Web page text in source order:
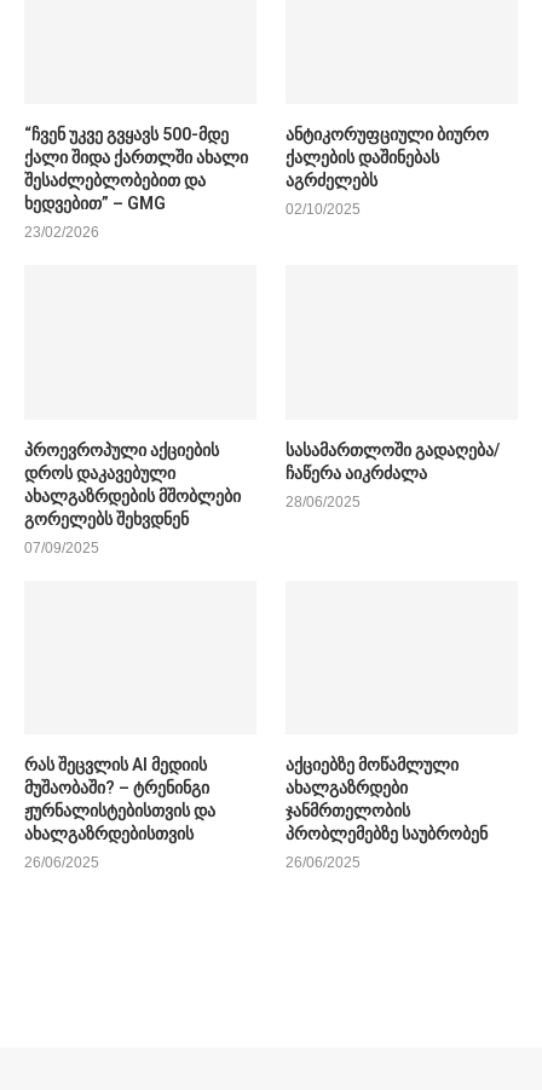
“ჩვენ უკვე გვყავს 500-მდე
ქალი შიდა ქართლში ახალი
შესაძლებლობებით და
ხედვებით” – GMG
23/02/2026
ანტიკორუფციული ბიურო
ქალების დაშინებას
აგრძელებს
02/10/2025
პროევროპული აქციების
დროს დაკავებული
ახალგაზრდების მშობლები
გორელებს შეხვდნენ
07/09/2025
სასამართლოში გადაღება/
ჩაწერა აიკრძალა
28/06/2025
რას შეცვლის AI მედიის
მუშაობაში? – ტრენინგი
ჟურნალისტებისთვის და
ახალგაზრდებისთვის
26/06/2025
აქციებზე მოწამლული
ახალგაზრდები
ჯანმრთელობის
პრობლემებზე საუბრობენ
26/06/2025